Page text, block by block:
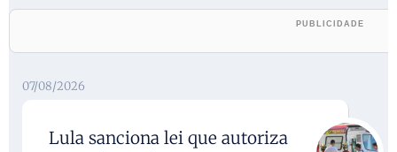
07/08/2026
Lula sanciona lei que autoriza